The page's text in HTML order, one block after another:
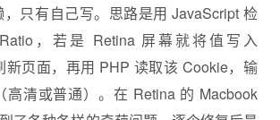
只有自己写。思路是用 JavaScript 检
，若是 Retina 屏幕就将值写入
新页面，再用 PHP 读取该 Cookie，输
高清或普通）。在 Retina 的 Macbook